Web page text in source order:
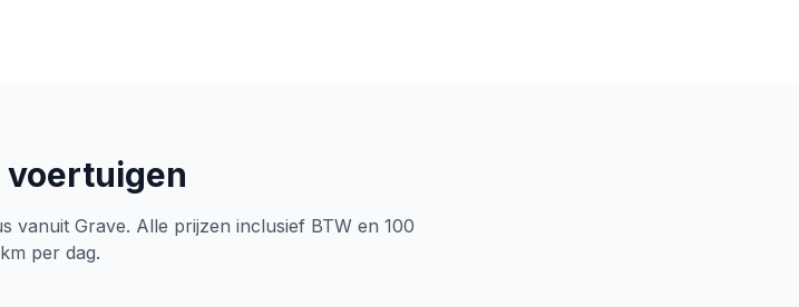
voertuigen
vanuit Grave. Alle prijzen inclusief BTW en 100
km per dag.